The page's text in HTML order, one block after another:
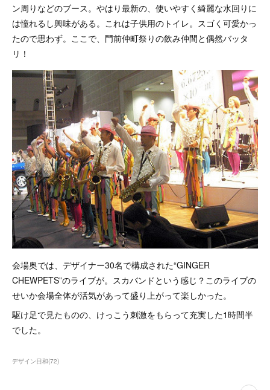
ン周りなどのブース。やはり最新の、使いやすく綺麗な水回りに
は憧れるし興味がある。これは子供用のトイレ。スゴく可愛かっ
たので思わず。ここで、門前仲町祭りの飲み仲間と偶然バッタ
リ！
会場奥では、デザイナー30名で構成された“GINGER
CHEWPETS”のライブが。スカバンドという感じ？このライブの
せいか会場全体が活気があって盛り上がって楽しかった。
駆け足で見たものの、けっこう刺激をもらって充実した1時間半
でした。
デザイン日和(72)